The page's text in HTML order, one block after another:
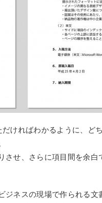
ければわかるように、ど
させ、さらに項目間を余
ジネスの現場で作られる